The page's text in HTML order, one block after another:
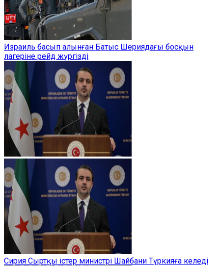
Израиль басып алынған Батыс Шериядағы босқын
лагеріне рейд жүргізді
Сирия Сыртқы істер министрі Шайбани Түркияға келеді